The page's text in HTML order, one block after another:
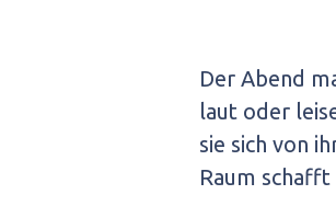
Der Abend
laut oder
sie sich von
Raum